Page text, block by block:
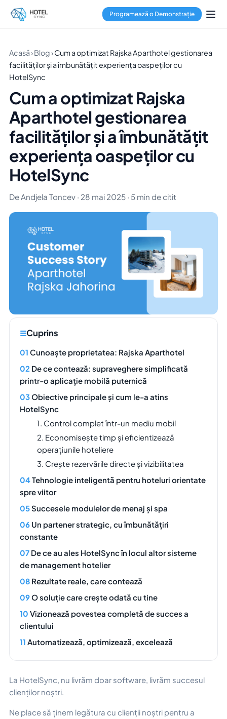
Programează o Demonstrație
Acasă›Blog›Cum a optimizat Rajska Aparthotel gestionarea
facilităților și a îmbunătățit experiența oaspeților cu
HotelSync
Cum a optimizat Rajska
Aparthotel gestionarea
facilităților și a îmbunătățit
experiența oaspeților cu
HotelSync
De Andjela Toncev · 28 mai 2025 · 5 min de citit
Cuprins
Cunoaște proprietatea: Rajska Aparthotel
De ce contează: supraveghere simplificată
printr-o aplicație mobilă puternică
Obiective principale și cum le-a atins
HotelSync
1. Control complet într-un mediu mobil
2. Economisește timp și eficientizează
operațiunile hoteliere
3. Crește rezervările directe și vizibilitatea
Tehnologie inteligentă pentru hoteluri orientate
spre viitor
Succesele modulelor de menaj și spa
Un partener strategic, cu îmbunătățiri
constante
De ce au ales HotelSync în locul altor sisteme
de management hotelier
Rezultate reale, care contează
O soluție care crește odată cu tine
Vizionează povestea completă de succes a
clientului
Automatizează, optimizează, excelează
La HotelSync, nu livrăm doar software, livrăm succesul
clienților noștri.
Ne place să ținem legătura cu clienții noștri pentru a